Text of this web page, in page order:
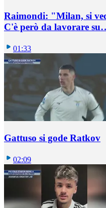
Raimondi: "Milan, si
C'è però da lavorare
01:33
Gattuso si gode Ratkov
02:09